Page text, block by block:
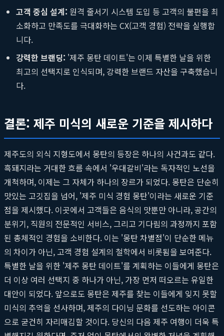
고객 중심 설계: 원격 줄서기 시스템 도입 등 고객의 불편을 최
소화하고 만족도를 극대화하는 CX(고객 경험) 전략을 실행합
니다.
강력한 브랜딩: '제주 몽탄 데이트'는 이제 특별한 날을 위한
최고의 선택지로 인식되며, 강력한 브랜드 자산을 구축했습니
다.
결론: 제주 미식의 새로운 기준을 제시하다
제주도의 외식 지형도에서 몽탄의 등장은 하나의 사건과도 같다.
흑돼지라는 거대한 흐름 속에서 '우대갈비'라는 독자적인 노선을
개척하며, 이제는 그 자체가 하나의 장르가 되었다. 몽탄은 단순히
맛있는 고깃집을 넘어, '제주 미식 경험 몽탄'이라는 새로운 기준
점을 제시했다. 이곳에서 고객들은 음식의 맛뿐만 아니라, 공간의
분위기, 직원의 전문적인 서비스, 그리고 기다림의 과정까지 포함
된 총체적인 경험을 소비한다. 이는 '몽탄 차별점'이 단순한 메뉴
의 차이가 아닌, 고객 경험 설계의 철학에서 비롯됨을 보여준다.
특별한 날을 위한 '제주 몽탄 데이트'를 계획하는 이들에게 몽탄은
더 이상 여러 선택지 중 하나가 아닌, 가장 먼저 떠오르는 유일한
대안이 되었다. 앞으로도 몽탄은 제주를 찾는 이들에게 잊지 못할
미식의 추억을 선사하며, 제주의 다이닝 문화를 선도하는 아이콘
으로 굳건히 자리매김할 것이다. 당신의 다음 제주 여행이 더욱 특